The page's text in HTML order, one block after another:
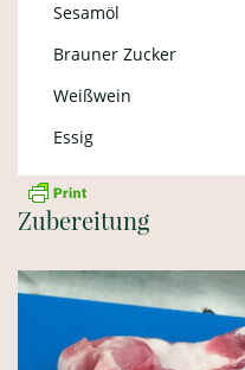
Sesamöl
Brauner Zucker
Weißwein
Essig
Zubereitung